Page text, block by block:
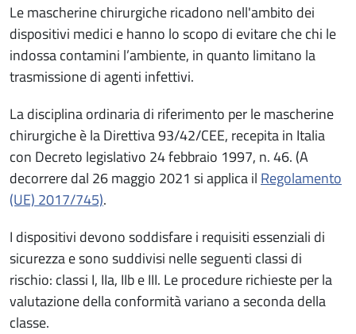
Le mascherine chirurgiche ricadono nell'ambito dei
dispositivi medici e hanno lo scopo di evitare che chi le
indossa contamini l’ambiente, in quanto limitano la
trasmissione di agenti infettivi.
La disciplina ordinaria di riferimento per le mascherine
chirurgiche è la Direttiva 93/42/CEE, recepita in Italia
con Decreto legislativo 24 febbraio 1997, n. 46. (A
decorrere dal 26 maggio 2021 si applica il Regolamento
(UE) 2017/745).
I dispositivi devono soddisfare i requisiti essenziali di
sicurezza e sono suddivisi nelle seguenti classi di
rischio: classi I, IIa, IIb e III. Le procedure richieste per la
valutazione della conformità variano a seconda della
classe.